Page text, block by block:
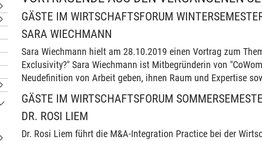
Untermenu Alumni und Ehemalige
Untermenu Hochschulförderung
Untermenu Innovations-Inkubator
Untermenu Veranstaltungen & Konferenzen
GÄSTE IM WIRTSCHAFTSFORUM
SARA WIECHMANN
Sara Wiechmann hielt am 28.10.2019 einen Vortrag zum
Exclusivity?" Sara Wiechmann ist Mitbegründerin von
Neudefinition von Arbeit geben, ihnen Raum und Expertise
GÄSTE IM WIRTSCHAFTSFORUM
DR. ROSI LIEM
Dr. Rosi Liem führt die M&A-Integration Practice bei der